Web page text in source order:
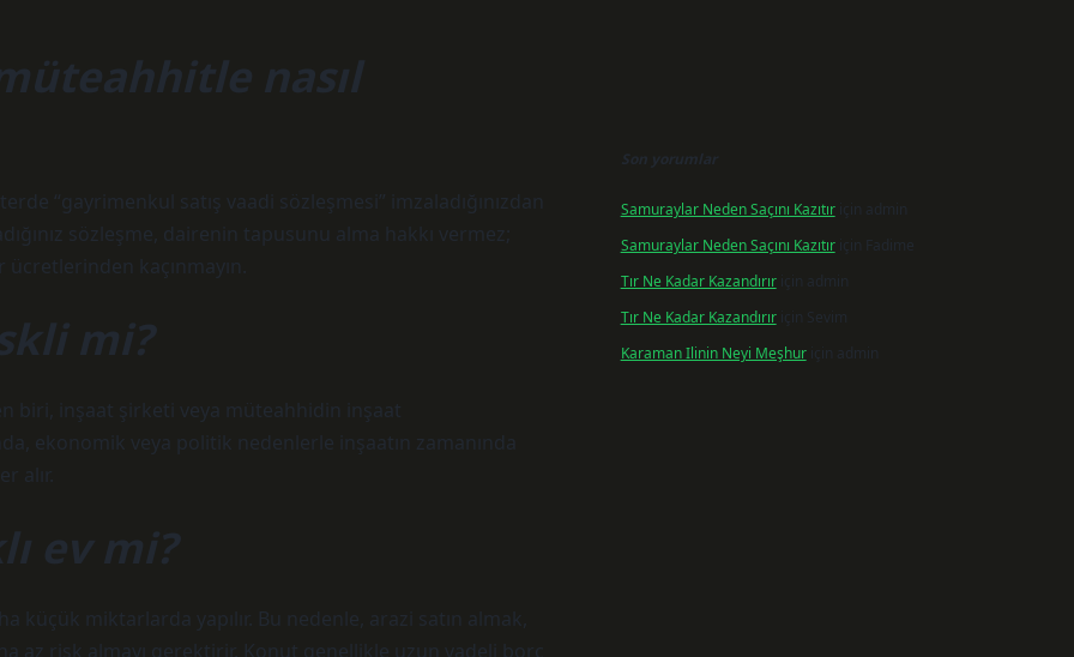
nasıl
“gayrimenkul satış vaadi sözleşmesi” imzaladığınızdan
sözleşme, dairenin tapusunu alma hakkı vermez;
kaçınmayın.
mi?
biri, inşaat şirketi veya müteahhidin inşaat
ekonomik veya politik nedenlerle inşaatın zamanında
alır.
ev mi?
küçük miktarlarda yapılır. Bu nedenle, arazi satın almak,
az risk almayı gerektirir. Konut genellikle uzun vadeli borç
Son yorumlar
Samuraylar Neden Saçını Kazıtıriçin
admin
Samuraylar Neden Saçını Kazıtıriçin
Fadime
Tır Ne Kadar Kazandırıriçin
admin
Tır Ne Kadar Kazandırıriçin Sevim
Karaman Ilinin Neyi Meşhuriçin admin